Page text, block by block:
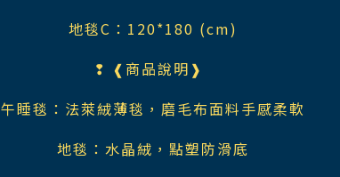
地毯C：120*180 (cm)
❢ ❰商品說明❱
午睡毯：法萊絨薄毯，磨毛布面料手感柔軟
地毯：水晶絨，點塑防滑底